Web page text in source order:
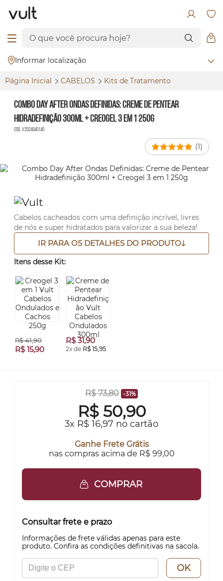
Informar localização
Página Inicial CABELOS Kits de Tratamento
Combo Day After Ondas Definidas: Creme de Pentear
Hidradefinição 300ml + Creogel 3 em 1 250g
Cód. V2024040140
(1)
Cabelos cacheados com uma definição incrível, livres
de nós e super hidratados para valorizar a sua beleza!
IR PARA OS DETALHES DO PRODUTO
Itens desse Kit:
R$ 41,90
R$ 15,90
R$ 31,90
2x de R$ 15,95
R$ 73,80 -31%
R$ 50,90
3x R$ 16,97 no cartão
Ganhe Frete Grátis
nas compras acima de R$ 99,00
COMPRAR
Consultar frete e prazo
Informações de frete válidas apenas para este
produto. Confira as condições definitivas na sacola.
OK